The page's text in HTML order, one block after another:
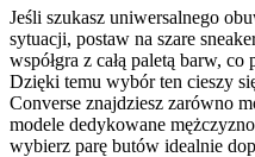
Jeśli szukasz uniwersalnego
sytuacji, postaw na szare
współgra z całą paletą barw,
Dzięki temu wybór ten cieszy
Converse znajdziesz zarówno
modele dedykowane
wybierz parę butów idealnie